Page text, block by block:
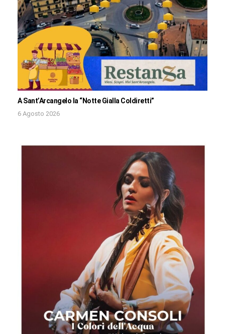
A Sant’Arcangelo la “Notte Gialla Coldiretti”
6 Agosto 2026